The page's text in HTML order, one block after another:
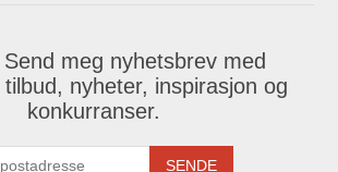
meg nyhetsbrev med
nyheter, inspirasjon og
konkurranser.
SENDE